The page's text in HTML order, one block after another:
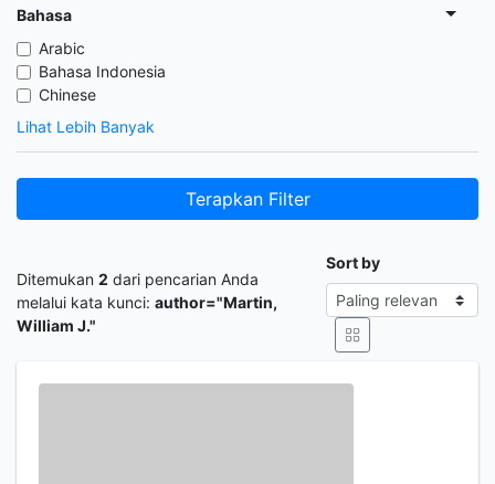
Bahasa
Arabic
Bahasa Indonesia
Chinese
Lihat Lebih Banyak
Terapkan Filter
Ditemukan 2 dari pencarian Anda
melalui kata kunci: author="Martin,
William J."
Sort by